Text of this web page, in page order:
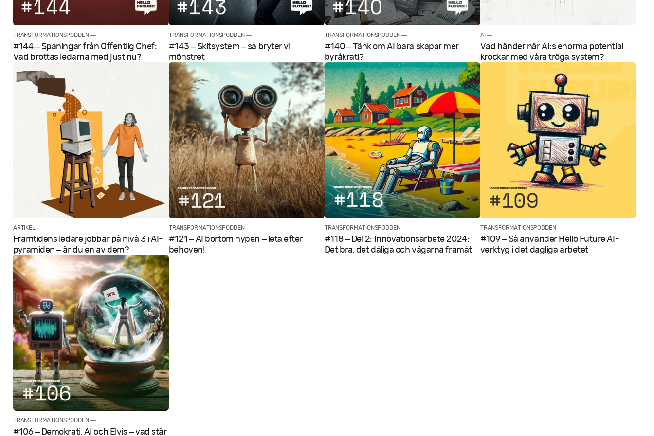
TRANSFORMATIONSPODDEN —
#144 – Spaningar från Offentlig Chef:
Vad brottas ledarna med just nu?
TRANSFORMATIONSPODDEN —
#143 – Skitsystem – så bryter vi
mönstret
TRANSFORMATIONSPODDEN —
#140 – Tänk om AI bara skapar mer
byråkrati?
AI —
Vad händer när AI:s enorma potential
krockar med våra tröga system?
ARTIKEL —
Framtidens ledare jobbar på nivå 3 i AI-
pyramiden – är du en av dem?
TRANSFORMATIONSPODDEN —
#121 – AI bortom hypen – leta efter
behoven!
TRANSFORMATIONSPODDEN —
#118 – Del 2: Innovations­arbete 2024:
Det bra, det dåliga och vägarna framåt
TRANSFORMATIONSPODDEN —
#109 – Så använder Hello Future AI-
verktyg i det dagliga arbetet
TRANSFORMATIONSPODDEN —
#106 – Demokrati, AI och Elvis – vad står